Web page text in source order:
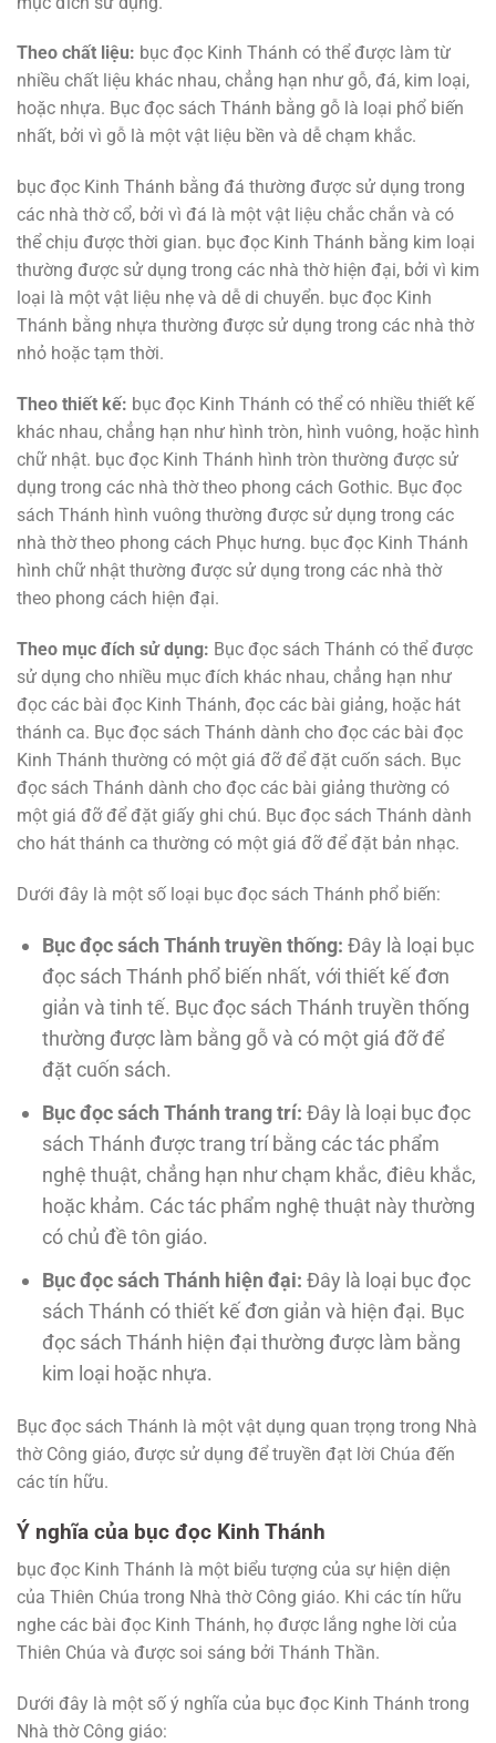
Theo chất liệu: bục đọc Kinh Thánh có thể được làm từ
nhiều chất liệu khác nhau, chẳng hạn như gỗ, đá, kim loại,
hoặc nhựa. Bục đọc sách Thánh bằng gỗ là loại phổ biến
nhất, bởi vì gỗ là một vật liệu bền và dễ chạm khắc.
bục đọc Kinh Thánh bằng đá thường được sử dụng trong
các nhà thờ cổ, bởi vì đá là một vật liệu chắc chắn và có
thể chịu được thời gian. bục đọc Kinh Thánh bằng kim loại
thường được sử dụng trong các nhà thờ hiện đại, bởi vì kim
loại là một vật liệu nhẹ và dễ di chuyển. bục đọc Kinh
Thánh bằng nhựa thường được sử dụng trong các nhà thờ
nhỏ hoặc tạm thời.
Theo thiết kế: bục đọc Kinh Thánh có thể có nhiều thiết kế
khác nhau, chẳng hạn như hình tròn, hình vuông, hoặc hình
chữ nhật. bục đọc Kinh Thánh hình tròn thường được sử
dụng trong các nhà thờ theo phong cách Gothic. Bục đọc
sách Thánh hình vuông thường được sử dụng trong các
nhà thờ theo phong cách Phục hưng. bục đọc Kinh Thánh
hình chữ nhật thường được sử dụng trong các nhà thờ
theo phong cách hiện đại.
Theo mục đích sử dụng: Bục đọc sách Thánh có thể được
sử dụng cho nhiều mục đích khác nhau, chẳng hạn như
đọc các bài đọc Kinh Thánh, đọc các bài giảng, hoặc hát
thánh ca. Bục đọc sách Thánh dành cho đọc các bài đọc
Kinh Thánh thường có một giá đỡ để đặt cuốn sách. Bục
đọc sách Thánh dành cho đọc các bài giảng thường có
một giá đỡ để đặt giấy ghi chú. Bục đọc sách Thánh dành
cho hát thánh ca thường có một giá đỡ để đặt bản nhạc.
Dưới đây là một số loại bục đọc sách Thánh phổ biến:
Bục đọc sách Thánh truyền thống: Đây là loại bục
đọc sách Thánh phổ biến nhất, với thiết kế đơn
giản và tinh tế. Bục đọc sách Thánh truyền thống
thường được làm bằng gỗ và có một giá đỡ để
đặt cuốn sách.
Bục đọc sách Thánh trang trí: Đây là loại bục đọc
sách Thánh được trang trí bằng các tác phẩm
nghệ thuật, chẳng hạn như chạm khắc, điêu khắc,
hoặc khảm. Các tác phẩm nghệ thuật này thường
có chủ đề tôn giáo.
Bục đọc sách Thánh hiện đại: Đây là loại bục đọc
sách Thánh có thiết kế đơn giản và hiện đại. Bục
đọc sách Thánh hiện đại thường được làm bằng
kim loại hoặc nhựa.
Bục đọc sách Thánh là một vật dụng quan trọng trong Nhà
thờ Công giáo, được sử dụng để truyền đạt lời Chúa đến
các tín hữu.
Ý nghĩa của bục đọc Kinh Thánh
bục đọc Kinh Thánh là một biểu tượng của sự hiện diện
của Thiên Chúa trong Nhà thờ Công giáo. Khi các tín hữu
nghe các bài đọc Kinh Thánh, họ được lắng nghe lời của
Thiên Chúa và được soi sáng bởi Thánh Thần.
Dưới đây là một số ý nghĩa của bục đọc Kinh Thánh trong
Nhà thờ Công giáo: